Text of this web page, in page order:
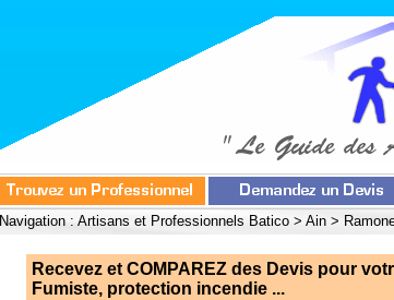
Navigation : Artisans et Professionnels Batico > Ain >
Recevez et COMPAREZ des Devis pour
Fumiste, protection incendie ...